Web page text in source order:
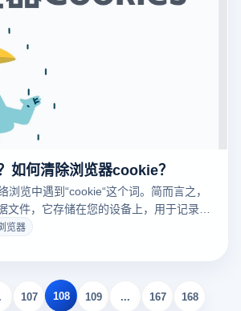
如何清除浏览器cookie？
浏览中遇到“cookie“这个词。简而言之，
文件，它存储在您的设备上，用于记录您
好设置。尽管cookies可以提高您的浏览
状态和个性化设置，但是有时您可能需要
以及如何在不同的浏览器中清除这些数
管理在线隐私，提高浏览器的性能。
览器
107 108 109 ... 167 168